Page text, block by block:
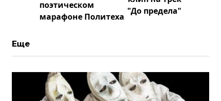
поэтическом
марафоне Политеха
"До предела"
Еще